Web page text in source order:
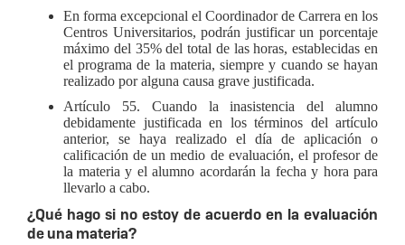
En forma excepcional el Coordinador de Carrera en los
Centros Universitarios, podrán justificar un porcentaje
máximo del 35% del total de las horas, establecidas en
el programa de la materia, siempre y cuando se hayan
realizado por alguna causa grave justificada.
Artículo 55. Cuando la inasistencia del alumno
debidamente justificada en los términos del artículo
anterior, se haya realizado el día de aplicación o
calificación de un medio de evaluación, el profesor de
la materia y el alumno acordarán la fecha y hora para
llevarlo a cabo.
¿Qué hago si no estoy de acuerdo en la evaluación
de una materia?